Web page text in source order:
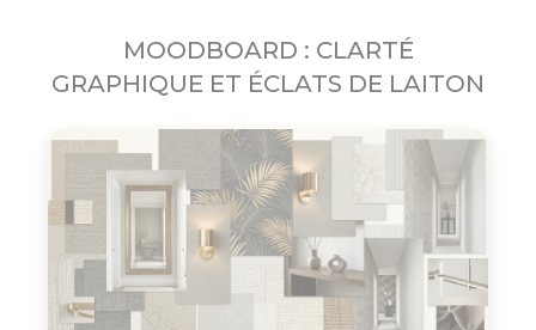
MOODBOARD : CLARTÉ
GRAPHIQUE ET ÉCLATS DE LAITON